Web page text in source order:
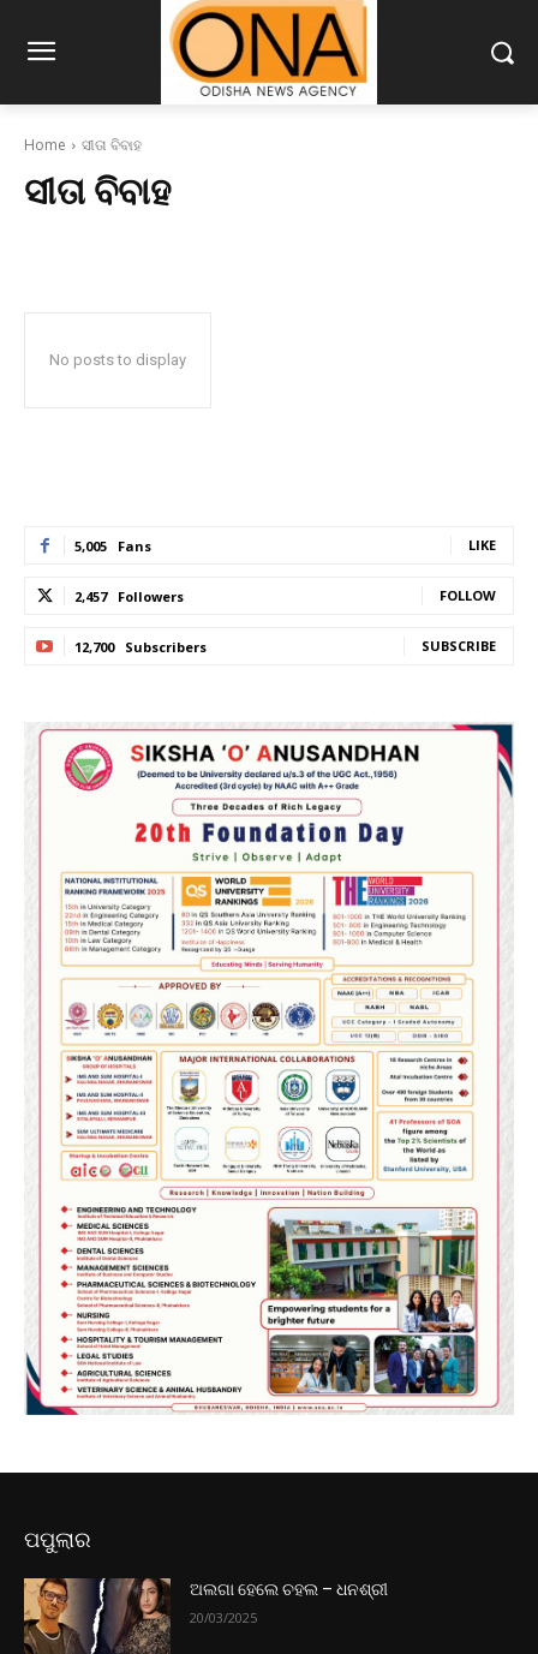
Home ସୀତା ବିବାହ
ସୀତା ବିବାହ
No posts to display
5,005 Fans LIKE
2,457 Followers FOLLOW
12,700 Subscribers SUBSCRIBE
ପପୁଲାର
ଅଲଗା ହେଲେ ଚହଲ – ଧନଶ୍ରୀ
20/03/2025